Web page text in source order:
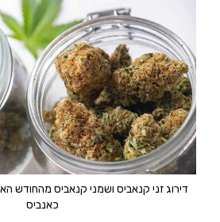
דירוג זני קנאביס ושמני קנאביס מהחודש
כאנביס